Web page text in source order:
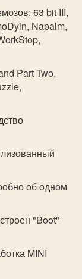
63 bit III,
Napalm,
Part Two,
об одном
"Boot"
MINI